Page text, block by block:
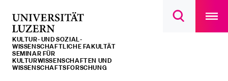
Suchdialog
main
KULTUR- UND SOZIAL­­­
WISSENSCHAFTLICHE FAKULTÄT
SEMINAR FÜR
KULTURWISSENSCHAFTEN UND
WISSENSCHAFTSFORSCHUNG
LETZTE SUCHEN
Sie haben noch keine Suche getätigt.
DIE UNI FÜR…